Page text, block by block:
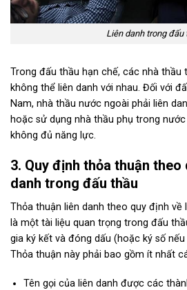
Liên danh trong đấu
Trong đấu thầu hạn chế, các nhà thầu
không thể liên danh với nhau. Đối với
Nam, nhà thầu nước ngoài phải liên
hoặc sử dụng nhà thầu phụ trong
không đủ năng lực.
3. Quy định thỏa thuận
danh trong đấu thầu
Thỏa thuận liên danh theo quy định về
là một tài liệu quan trọng trong đấu
gia ký kết và đóng dấu (hoặc ký số
Thỏa thuận này phải bao gồm ít nhất
Tên gọi của liên danh được các